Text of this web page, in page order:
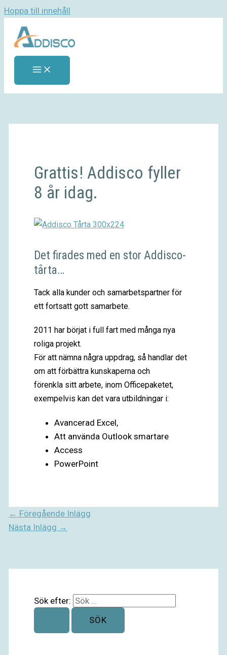
Hoppa till innehåll
Grattis! Addisco fyller
8 år idag.
Det firades med en stor Addisco-
tårta…
Tack alla kunder och samarbetspartner för
ett fortsatt gott samarbete.
2011 har börjat i full fart med många nya
roliga projekt.
För att nämna några uppdrag, så handlar det
om att förbättra kunskaperna och
förenkla sitt arbete, inom Officepaketet,
exempelvis kan det vara utbildningar i:
Avancerad Excel,
Att använda Outlook smartare
Access
PowerPoint
← Föregående Inlägg
Nästa Inlägg →
Sök efter: